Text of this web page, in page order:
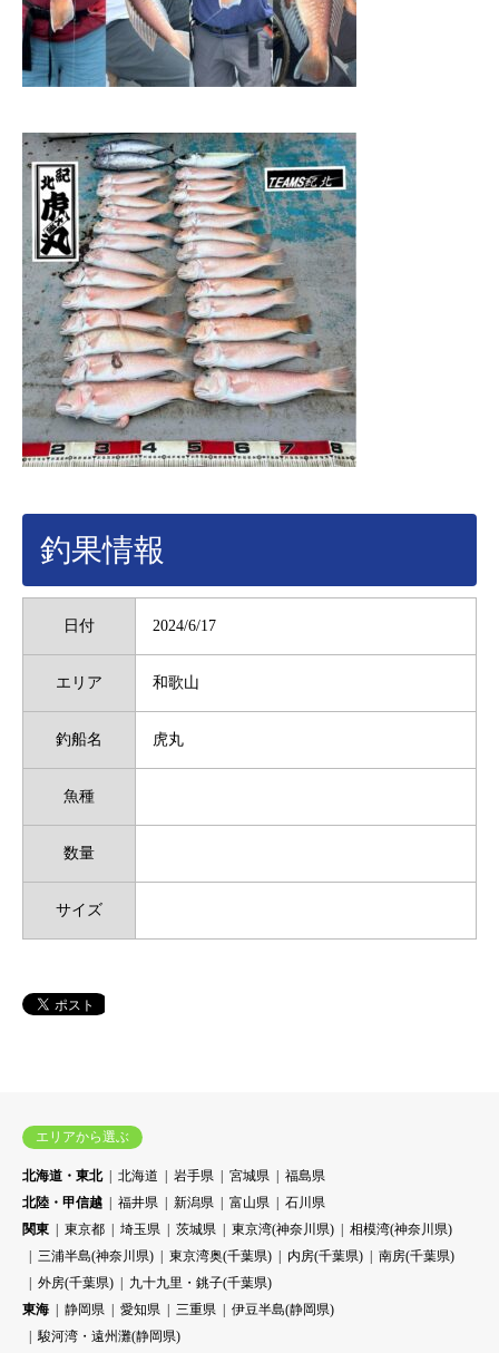
釣果情報
日付 2024/6/17
エリア 和歌山
釣船名 虎丸
魚種
数量
サイズ
エリアから選ぶ
北海道・東北 北海道 岩手県 宮城県
福島県
北陸・甲信越
福井県 新潟県 富山県
石川県
関東
東京都 埼玉県 茨城県 東京湾(神奈川県)
相模湾(神奈川県)
三浦半島(神奈川県)
東京湾奥(千葉県) 内房(千葉県)
南房(千葉県)
外房(千葉県)
九十九里・銚子(千葉県)
東海
静岡県 愛知県 三重県
伊豆半島(静岡県)
駿河湾・遠州灘(静岡県)